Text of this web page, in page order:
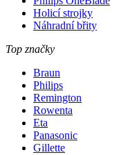
Holicí strojky
Náhradní břity
Top značky
Braun
Philips
Remington
Rowenta
Eta
Panasonic
Gillette